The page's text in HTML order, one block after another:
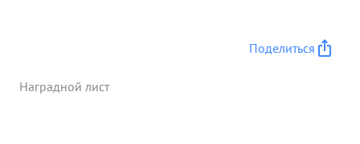
Поделиться
Наградной лист